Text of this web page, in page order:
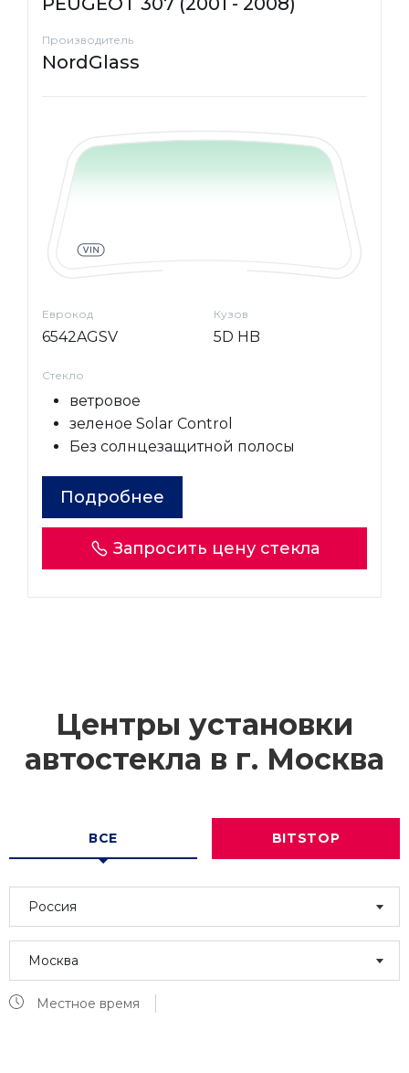
Производитель
NordGlass
Еврокод
6542AGSV
Кузов
5D HB
Стекло
ветровое
зеленое Solar Control
Без солнцезащитной полосы
Подробнее
Запросить цену стекла
Центры установки
автостекла в г. Москва
ВСЕ BITSTOP
Россия
Москва
Местное время